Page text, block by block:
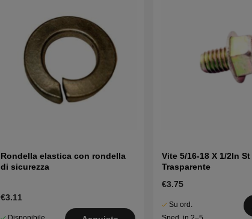
Rondella elastica con rondella
di sicurezza
€3.11
Vite 5/16-18 X 1/2In St
Trasparente
€3.75
Su ord.